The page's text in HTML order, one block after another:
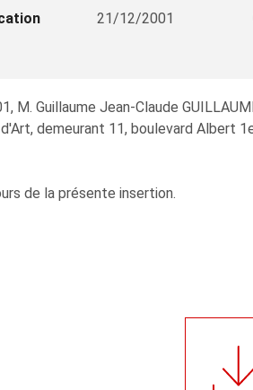
21/12/2001
Guillaume Jean-Claude
demeurant 11, boulevard Albert
de la présente insertion.